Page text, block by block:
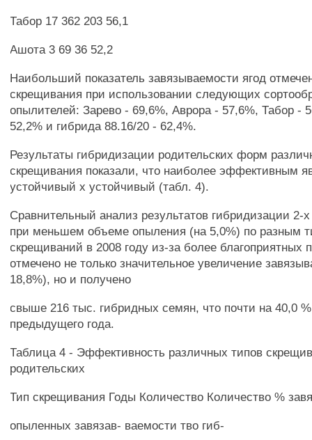
Табор 17 362 203 56,1
Ашота 3 69 36 52,2
Наибольший показатель завязываемости ягод
скрещивания при использовании следующих
опылителей: Зарево - 69,6%, Аврора - 57,6%, Табор -
52,2% и гибрида 88.16/20 - 62,4%.
Результаты гибридизации родительских форм
скрещивания показали, что наиболее эффективным
устойчивый х устойчивый (табл. 4).
Сравнительный анализ результатов гибридизации 2-х
при меньшем объеме опыления (на 5,0%) по разным
скрещиваний в 2008 году из-за более благоприятных
отмечено не только значительное увеличение
18,8%), но и получено
свыше 216 тыс. гибридных семян, что почти на 40,0
предыдущего года.
Таблица 4 - Эффективность различных типов
родительских
Тип скрещивания Годы Количество Количество %
опыленных завязав- ваемости тво гиб-